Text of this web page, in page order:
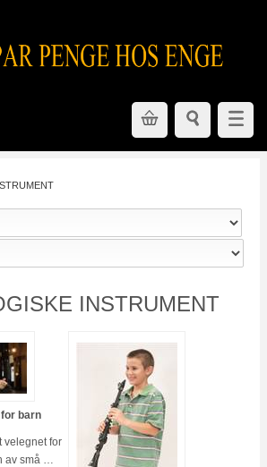
INSTRUMENT
barn
velegnet for
små …